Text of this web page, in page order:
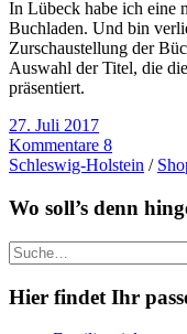
In Lübeck habe ich eine
Buchladen. Und bin
Zurschaustellung der
Auswahl der Titel, die
präsentiert.
27. Juli 2017
Kommentare 8
Schleswig-Holstein /
Wo soll’s denn
Suche
Hier findet Ihr